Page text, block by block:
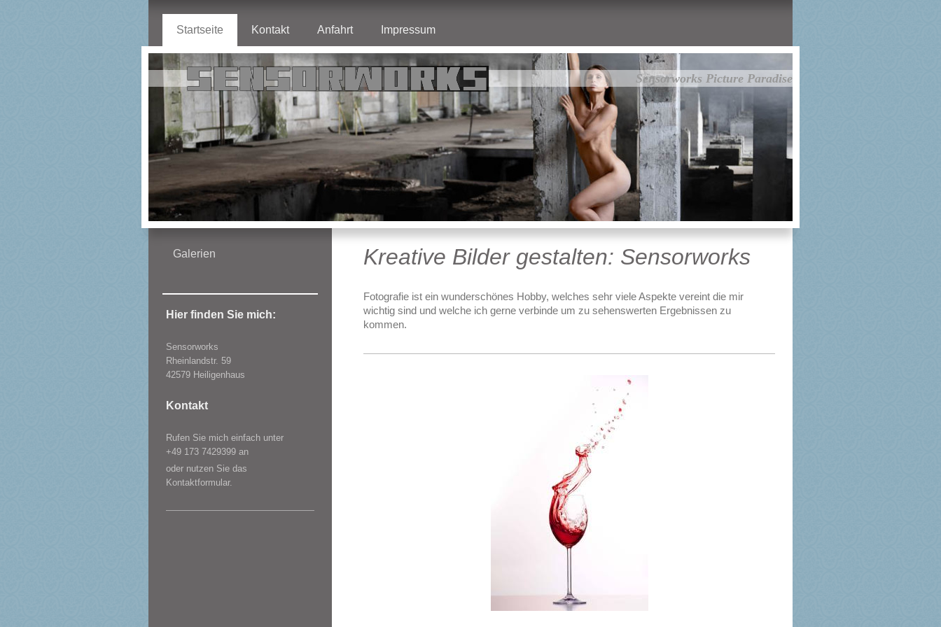
Startseite Kontakt Anfahrt Impressum
Sensorworks Picture Paradise
Kreative Bilder gestalten: Sensorworks
Fotografie ist ein wunderschönes Hobby, welches sehr viele Aspekte vereint die mir
wichtig sind und welche ich gerne verbinde um zu sehenswerten Ergebnissen zu
kommen.
Galerien
Hier finden Sie mich:
Sensorworks
Rheinlandstr. 59
42579 Heiligenhaus
Kontakt
Rufen Sie mich einfach unter
+49 173 7429399 an
oder nutzen Sie das
Kontaktformular.